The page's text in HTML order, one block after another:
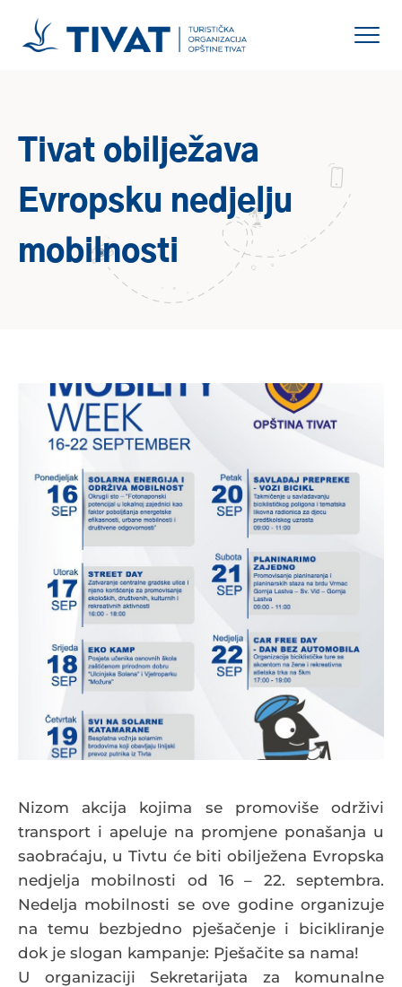
Tivat obilježava
Evropsku nedjelju
mobilnosti
Nizom akcija kojima se promoviše održivi
transport i apeluje na promjene ponašanja u
saobraćaju, u Tivtu će biti obilježena Evropska
nedjelja mobilnosti od 16 – 22. septembra.
Nedelja mobilnosti se ove godine organizuje
na temu bezbjedno pješačenje i bicikliranje
dok je slogan kampanje: Pješačite sa nama!
U organizaciji Sekretarijata za komunalne